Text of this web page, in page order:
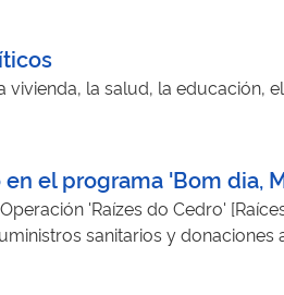
la salud, la educación,
el programa 'Bom dia,
'Raízes do Cedro'
sanitarios y donaciones